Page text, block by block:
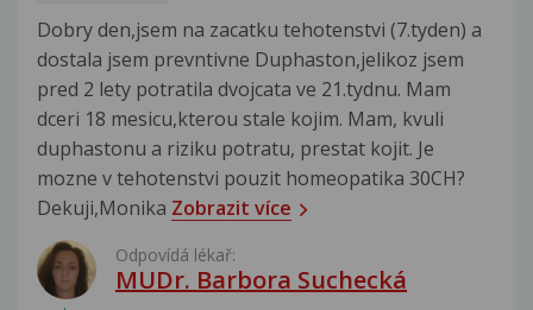
Dobry den,jsem na zacatku tehotenstvi (7.tyden) a
dostala jsem prevntivne Duphaston,jelikoz jsem
pred 2 lety potratila dvojcata ve 21.tydnu. Mam
dceri 18 mesicu,kterou stale kojim. Mam, kvuli
duphastonu a riziku potratu, prestat kojit. Je
mozne v tehotenstvi pouzit homeopatika 30CH?
Dekuji,Monika Zobrazit více
Odpovídá lékař:
MUDr. Barbora Suchecká